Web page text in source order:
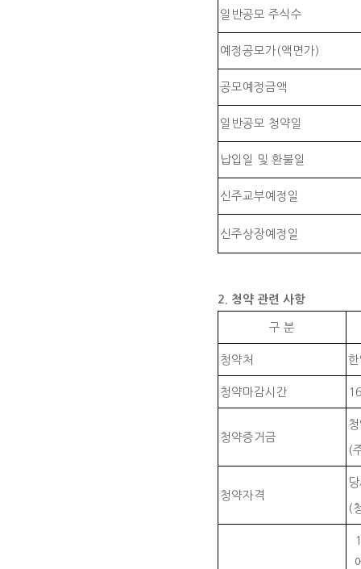
일반공모 주식수
예정공모가(액면가)
공모예정금액
일반공모 청약일
납입일 및 환불일
신주교부예정일
신주상장예정일
2. 청약 관련 사항
구 분
청약처
청약마감시간
청약증거금
(
청약자격
(